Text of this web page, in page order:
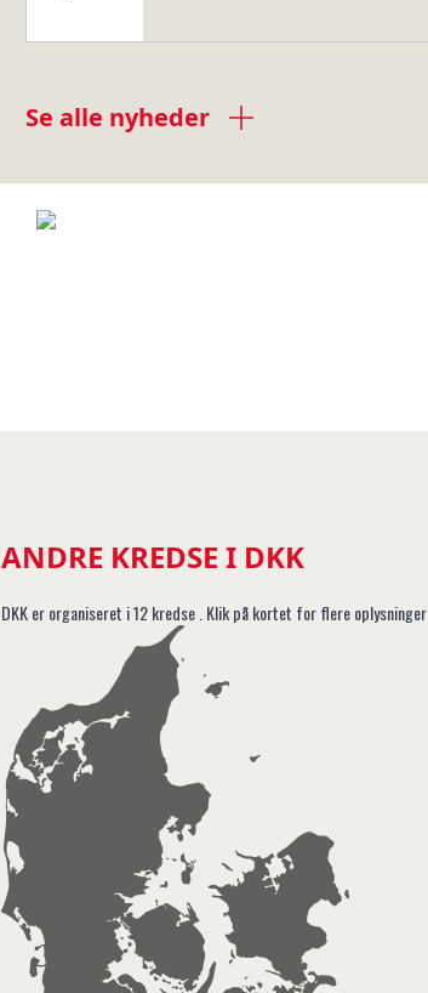
Se alle nyheder
ANDRE KREDSE I DKK
DKK er organiseret i 12 kredse . Klik på kortet for flere oplysninger